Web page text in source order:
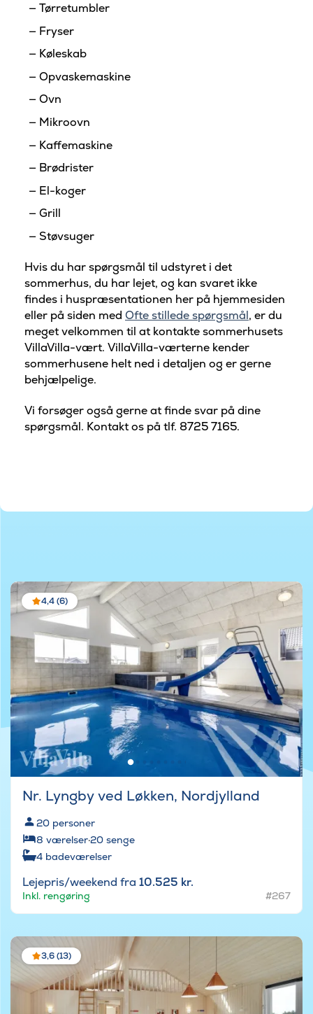
Tørretumbler
Fryser
Køleskab
Opvaskemaskine
Ovn
Mikroovn
Kaffemaskine
Brødrister
El-koger
Grill
Støvsuger
Hvis du har spørgsmål til udstyret i det
sommerhus, du har lejet, og kan svaret ikke
findes i huspræsentationen her på hjemmesiden
eller på siden med Ofte stillede spørgsmål, er du
meget velkommen til at kontakte sommerhusets
VillaVilla-vært. VillaVilla-værterne kender
sommerhusene helt ned i detaljen og er gerne
behjælpelige.
Vi forsøger også gerne at finde svar på dine
spørgsmål. Kontakt os på tlf. 8725 7165.
4,4 (6)
Nr. Lyngby ved Løkken, Nordjylland
20 personer
8 værelser·20 senge
4 badeværelser
Lejepris/weekend fra 10.525 kr.
Inkl. rengøring #267
3,6 (13)